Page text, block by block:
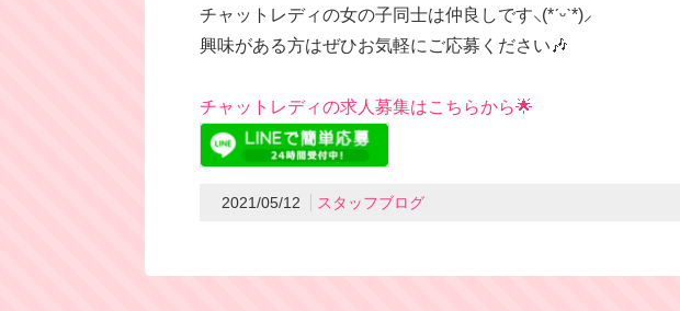
チャットレディの女の子同士は仲良しです‪⸜(*ˊᵕˋ*)⸝‬
興味がある方はぜひお気軽にご応募ください🎶
チャットレディの求人募集はこちらから🌟
2021/05/12 スタッフブログ